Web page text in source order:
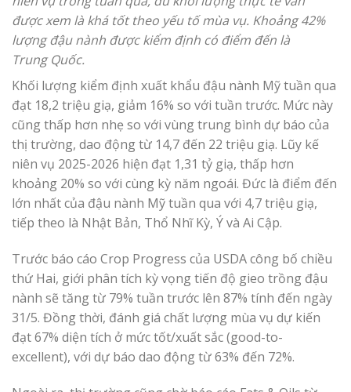
được xem là khá tốt theo yếu tố mùa vụ. Khoảng 42%
lượng đậu nành được kiểm định có điểm đến là
Trung Quốc.
Khối lượng kiểm định xuất khẩu đậu nành Mỹ tuần qua
đạt 18,2 triệu giạ, giảm 16% so với tuần trước. Mức này
cũng thấp hơn nhẹ so với vùng trung bình dự báo của
thị trường, dao động từ 14,7 đến 22 triệu giạ. Lũy kế
niên vụ 2025-2026 hiện đạt 1,31 tỷ giạ, thấp hơn
khoảng 20% so với cùng kỳ năm ngoái. Đức là điểm đến
lớn nhất của đậu nành Mỹ tuần qua với 4,7 triệu giạ,
tiếp theo là Nhật Bản, Thổ Nhĩ Kỳ, Ý và Ai Cập.
Trước báo cáo Crop Progress của USDA công bố chiều
thứ Hai, giới phân tích kỳ vọng tiến độ gieo trồng đậu
nành sẽ tăng từ 79% tuần trước lên 87% tính đến ngày
31/5. Đồng thời, đánh giá chất lượng mùa vụ dự kiến
đạt 67% diện tích ở mức tốt/xuất sắc (good-to-
excellent), với dự báo dao động từ 63% đến 72%.